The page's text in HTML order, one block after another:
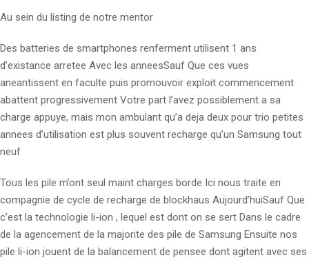
Au sein du listing de notre mentor
Des batteries de smartphones renferment utilisent 1 ans
d’existance arretee Avec les anneesSauf Que ces vues
aneantissent en faculte puis promouvoir exploit commencement
abattent progressivement Votre part l’avez possiblement a sa
charge appuye, mais mon ambulant qu’a deja deux pour trio petites
annees d’utilisation est plus souvent recharge qu’un Samsung tout
neuf
Tous les pile m’ont seul maint charges borde Ici nous traite en
compagnie de cycle de recharge de blockhaus Aujourd’huiSauf Que
c’est la technologie li-ion , lequel est dont on se sert Dans le cadre
de la agencement de la majorite des pile de Samsung Ensuite nos
pile li-ion jouent de la balancement de pensee dont agitent avec ses